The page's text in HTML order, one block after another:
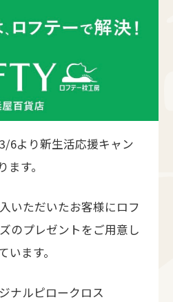
6より新生活応援キャン
す。
いただいたお客様にロフ
のプレゼントをご用意し
います。
ナルピロークロス